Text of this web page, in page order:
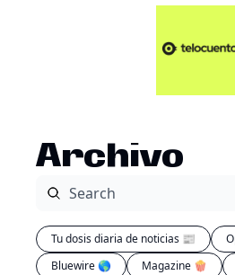
Artículos
Archivo
Tu dosis diaria de noticias 📰
Bluewire 🌎
Magazine 🍿